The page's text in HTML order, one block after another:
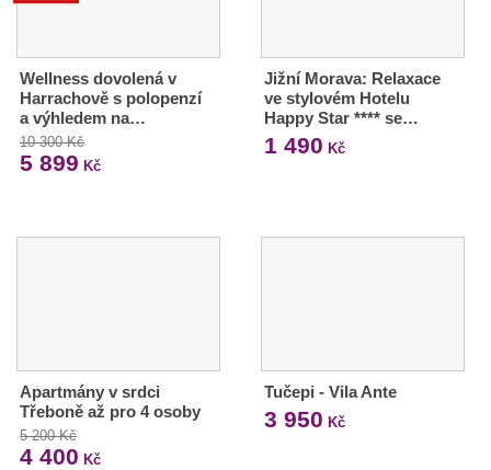
Wellness dovolená v
Harrachově s polopenzí
a výhledem na…
10 300 Kč
5 899 Kč
Jižní Morava: Relaxace
ve stylovém Hotelu
Happy Star **** se…
1 490 Kč
Apartmány v srdci
Třeboně až pro 4 osoby
5 200 Kč
4 400 Kč
Tučepi - Vila Ante
3 950 Kč